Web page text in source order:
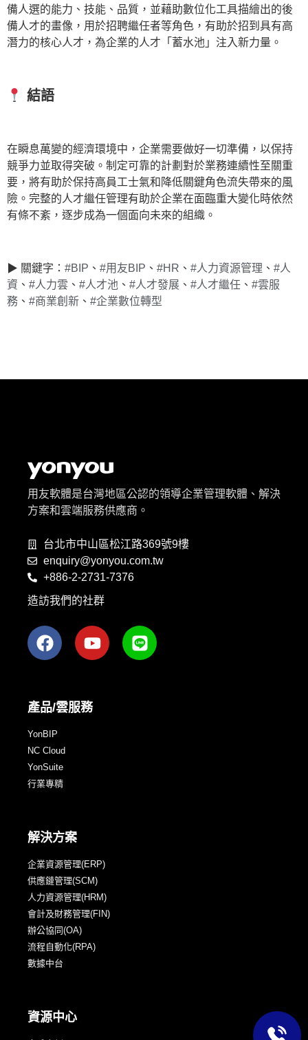
備人選的能力、技能、品質，並藉助數位化工具描繪出的後
備人才的畫像，用於招聘繼任者等角色，有助於招到具有高
潛力的核心人才，為企業的人才「蓄水池」注入新力量。
結語
在瞬息萬變的經濟環境中，企業需要做好一切準備，以保持
競爭力並取得突破。制定可靠的計劃對於業務連續性至關重
要，將有助於保持高員工士氣和降低關鍵角色流失帶來的風
險。完整的人才繼任管理有助於企業在面臨重大變化時依然
有條不紊，逐步成為一個面向未來的組織。
▶ 關鍵字： #BIP 、 #用友BIP 、 #HR 、 #人力資源管理 、 #人
資 、 #人力雲 、 #人才池 、 #人才發展 、 #人才繼任 、 #雲服
務 、 #商業創新 、 #企業數位轉型
用友軟體是台灣地區公認的領導企業管理軟體、解決
方案和雲端服務供應商。
台北市中山區松江路369號9樓
enquiry@yonyou.com.tw
+886-2-2731-7376
造訪我們的社群
產品/雲服務
YonBIP
NC Cloud
YonSuite
行業專精
解決方案
企業資源管理(ERP)
供應鏈管理(SCM)
人力資源管理(HRM)
會計及財務管理(FIN)
辦公協同(OA)
流程自動化(RPA)
數據中台
資源中心